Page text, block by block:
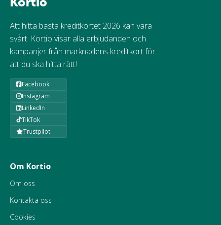
Att hitta bästa kreditkortet 2026 kan vara
svårt. Kortio visar alla erbjudanden och
kampanjer från marknadens kreditkort för
att du ska hitta rätt!
Facebook
Instagram
LinkedIn
TikTok
Trustpilot
Om Kortio
Om oss
Kontakta oss
Cookies